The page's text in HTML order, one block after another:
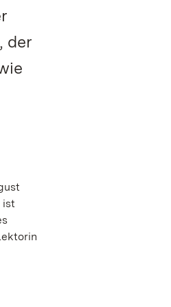
der
ist